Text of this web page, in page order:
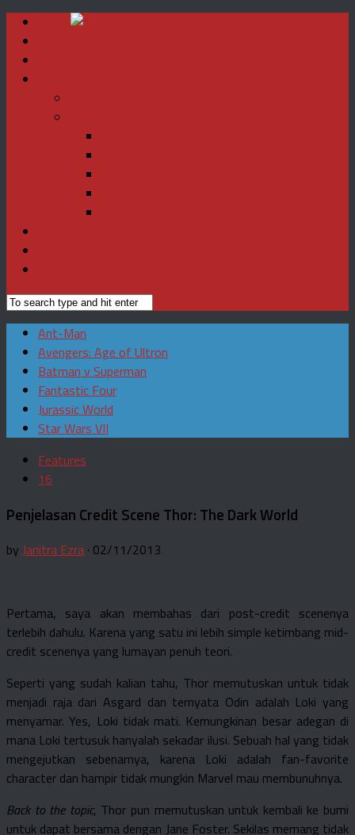
Ant-Man
Avengers: Age of Ultron
Batman v Superman
Fantastic Four
Jurassic World
Star Wars VII
Features
16
Penjelasan Credit Scene Thor: The Dark World
by Janitra Ezra · 02/11/2013
Pertama, saya akan membahas dari post-credit scenenya
terlebih dahulu. Karena yang satu ini lebih simple ketimbang mid-
credit scenenya yang lumayan penuh teori.
Seperti yang sudah kalian tahu, Thor memutuskan untuk tidak
menjadi raja dari Asgard dan ternyata Odin adalah Loki yang
menyamar. Yes, Loki tidak mati. Kemungkinan besar adegan di
mana Loki tertusuk hanyalah sekadar ilusi. Sebuah hal yang tidak
mengejutkan sebenarnya, karena Loki adalah fan-favorite
character dan hampir tidak mungkin Marvel mau membunuhnya.
Back to the topic, Thor pun memutuskan untuk kembali ke bumi
untuk dapat bersama dengan Jane Foster. Sekilas memang tidak